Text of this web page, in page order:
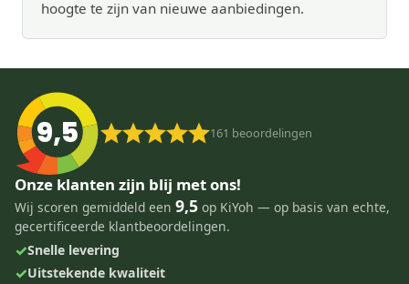
hoogte te zijn van nieuwe aanbiedingen.
9,5 161 beoordelingen
Onze klanten zijn blij met ons!
Wij scoren gemiddeld een 9,5 op KiYoh — op basis van echte,
gecertificeerde klantbeoordelingen.
✓Snelle levering
✓Uitstekende kwaliteit